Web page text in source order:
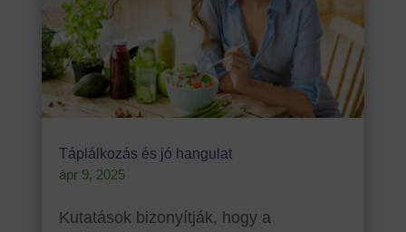
Táplálkozás és jó hangulat
ápr 9, 2025
Kutatások bizonyítják, hogy a